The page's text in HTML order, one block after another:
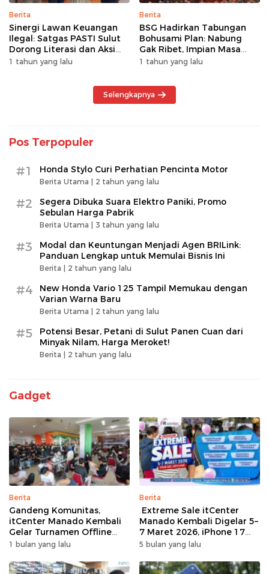
Berita
Sinergi Lawan Keuangan
Ilegal: Satgas PASTI Sulut
Dorong Literasi dan Aksi
Kolektif Masyarakat
1 tahun yang lalu
Berita
BSG Hadirkan Tabungan
Bohusami Plan: Nabung
Gak Ribet, Impian Masa
Depan Makin Dekat!
1 tahun yang lalu
Selengkapnya
Pos Terpopuler
#1 Honda Stylo Curi Perhatian Pencinta Motor
Berita Utama | 2 tahun yang lalu
#2
Segera Dibuka Suara Elektro Paniki, Promo
Sebulan Harga Pabrik
Berita Utama | 3 tahun yang lalu
#3
Modal dan Keuntungan Menjadi Agen BRILink:
Panduan Lengkap untuk Memulai Bisnis Ini
Berita | 2 tahun yang lalu
#4
New Honda Vario 125 Tampil Memukau dengan
Varian Warna Baru
Berita Utama | 2 tahun yang lalu
#5
Potensi Besar, Petani di Sulut Panen Cuan dari
Minyak Nilam, Harga Meroket!
Berita | 2 tahun yang lalu
Gadget
Berita
Gandeng Komunitas,
itCenter Manado Kembali
Gelar Turnamen Offline
Free Fire, 60 Tim Siap
1 bulan yang lalu
Berita
Extreme Sale itCenter
Manado Kembali Digelar 5–
7 Maret 2026, iPhone 17
Pro Max Diskon hingga
5 bulan yang lalu